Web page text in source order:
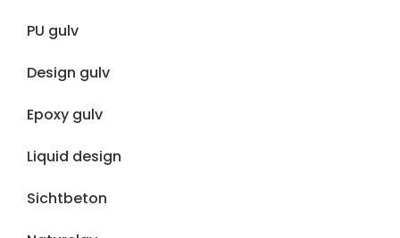
PU gulv
Design gulv
Epoxy gulv
Liquid design
Sichtbeton